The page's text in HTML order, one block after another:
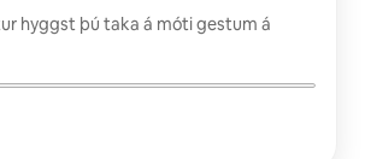
hyggst þú taka á móti gestum á